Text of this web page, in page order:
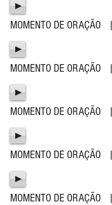
MOMENTO DE
MOMENTO DE
MOMENTO DE
MOMENTO DE
MOMENTO DE